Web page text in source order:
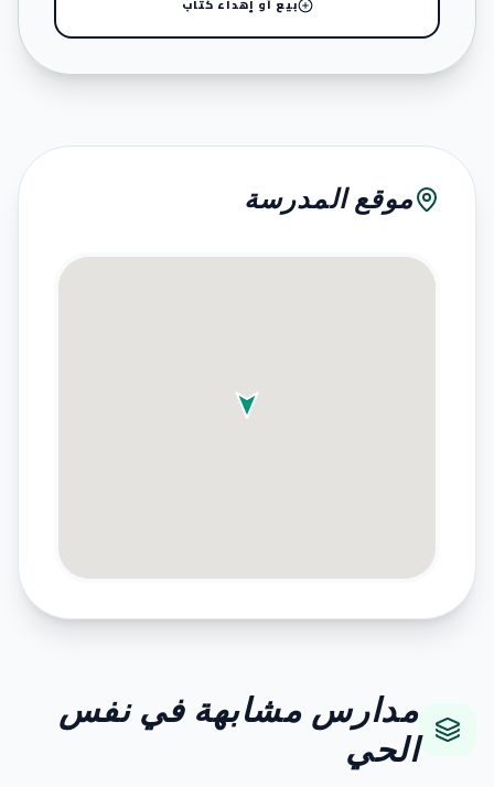
بيع أو إهداء كتاب
موقع المدرسة
مدارس مشابهة في نفس
الحي